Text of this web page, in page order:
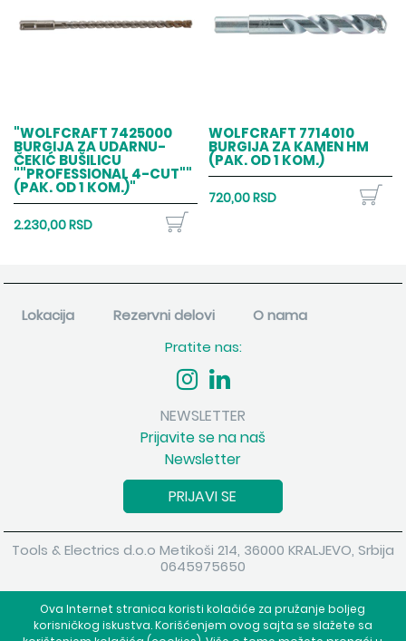
Ova Internet stranica koristi kolačiće za pružanje boljeg
korisničkog iskustva. Korišćenjem ovog sajta se slažete sa
"WOLFCRAFT 7425000
BURGIJA ZA UDARNU-
ČEKIĆ BUŠILICU
""PROFESSIONAL 4-CUT""
(PAK. OD 1 KOM.)"
2.230,00 RSD
WOLFCRAFT 7714010
BURGIJA ZA KAMEN HM
(PAK. OD 1 KOM.)
720,00 RSD
Lokacija Rezervni delovi
O nama
Pratite nas:
NEWSLETTER
Prijavite se na naš
Newsletter
PRIJAVI SE
Tools & Electrics d.o.o Metikoši 214, 36000 KRALJEVO, Srbija
0645975650
Powered byshopen.com